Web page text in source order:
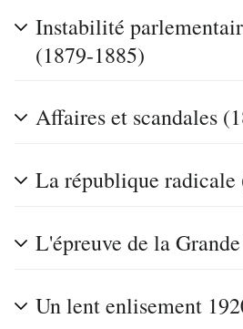
Instabilité
(1879-1885)
Affaires et scandales
La république radicale
L'épreuve de la
Un lent enlisement